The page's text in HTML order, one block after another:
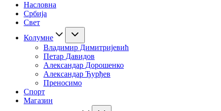
Насловна
Србија
Свет
Колумне
Владимир Димитријевић
Петар Давидов
Александар Дорошенко
Александар Ђурђев
Преносимо
Спорт
Магазин